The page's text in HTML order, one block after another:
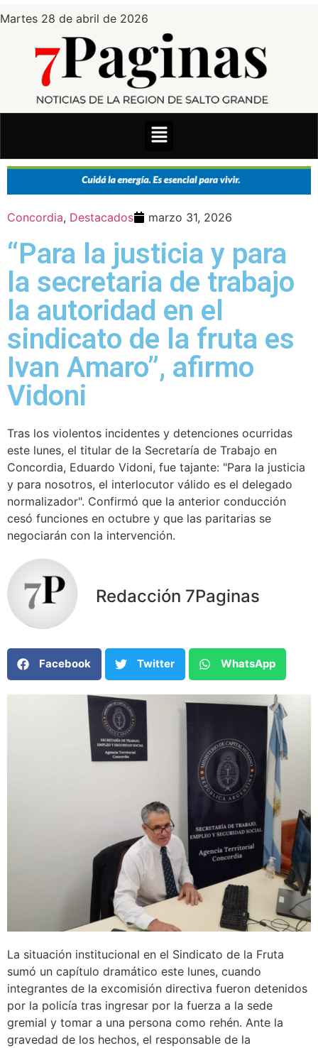
Martes 28 de abril de 2026
Concordia, Destacados marzo 31, 2026
“Para la justicia y para
la secretaria de trabajo
la autoridad en el
sindicato de la fruta es
Ivan Amaro”, afirmo
Vidoni
Tras los violentos incidentes y detenciones ocurridas
este lunes, el titular de la Secretaría de Trabajo en
Concordia, Eduardo Vidoni, fue tajante: "Para la justicia
y para nosotros, el interlocutor válido es el delegado
normalizador". Confirmó que la anterior conducción
cesó funciones en octubre y que las paritarias se
negociarán con la intervención.
Redacción 7Paginas
Facebook Twitter WhatsApp
La situación institucional en el Sindicato de la Fruta
sumó un capítulo dramático este lunes, cuando
integrantes de la excomisión directiva fueron detenidos
por la policía tras ingresar por la fuerza a la sede
gremial y tomar a una persona como rehén. Ante la
gravedad de los hechos, el responsable de la